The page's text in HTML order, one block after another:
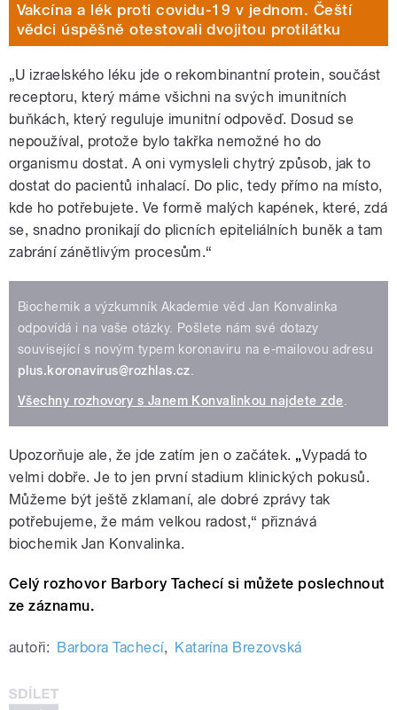
Vakcína a lék proti covidu-19 v jednom. Čeští
vědci úspěšně otestovali dvojitou protilátku
„U izraelského léku jde o rekombinantní protein, součást
receptoru, který máme všichni na svých imunitních
buňkách, který reguluje imunitní odpověď. Dosud se
nepoužíval, protože bylo takřka nemožné ho do
organismu dostat. A oni vymysleli chytrý způsob, jak to
dostat do pacientů inhalací. Do plic, tedy přímo na místo,
kde ho potřebujete. Ve formě malých kapének, které, zdá
se, snadno pronikají do plicních epiteliálních buněk a tam
zabrání zánětlivým procesům.“
Biochemik a výzkumník Akademie věd Jan Konvalinka
odpovídá i na vaše otázky. Pošlete nám své dotazy
související s novým typem koronaviru na e-mailovou adresu
plus.koronavirus@rozhlas.cz.
Všechny rozhovory s Janem Konvalinkou najdete zde.
Upozorňuje ale, že jde zatím jen o začátek. „Vypadá to
velmi dobře. Je to jen první stadium klinických pokusů.
Můžeme být ještě zklamaní, ale dobré zprávy tak
potřebujeme, že mám velkou radost,“ přiznává
biochemik Jan Konvalinka.
Celý rozhovor Barbory Tachecí si můžete poslechnout
ze záznamu.
autoři: Barbora Tachecí, Katarína Brezovská